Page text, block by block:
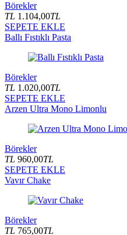
Börekler
TL 1.104,00TL
SEPETE EKLE
Ballı Fıstıklı Pasta
Börekler
TL 1.020,00TL
SEPETE EKLE
Arzen Ultra Mono Limonlu
Börekler
TL 960,00TL
SEPETE EKLE
Vavır Chake
Börekler
TL 765,00TL